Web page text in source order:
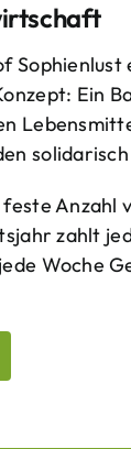
Ein
zahlt
Woche